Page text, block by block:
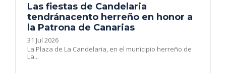
Las fiestas de Candelaria
tendránacento herreño en honor a
la Patrona de Canarias
31 Jul 2026
La Plaza de La Candelaria, en el municipio herreño de
La...